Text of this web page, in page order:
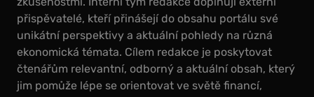
přispěvatelé, kteří přinášejí do obsahu portálu své
unikátní perspektivy a aktuální pohledy na různá
ekonomická témata. Cílem redakce je poskytovat
čtenářům relevantní, odborný a aktuální obsah, který
jim pomůže lépe se orientovat ve světě financí,